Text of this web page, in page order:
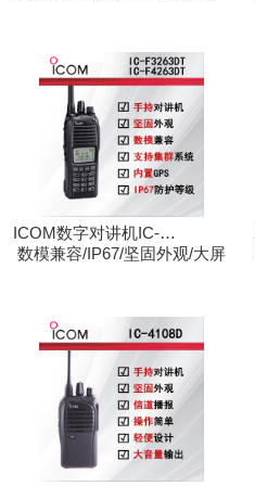
ICOM数字对讲机IC-
F3263DT/IC-F4263DT
数模兼容/IP67/坚固外观/大屏